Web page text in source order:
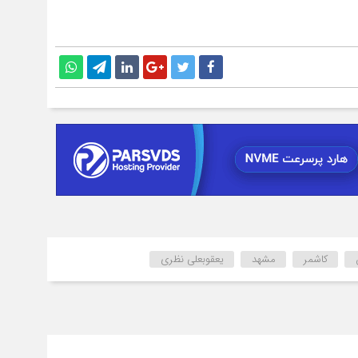
کاشمر مشهد یعقوبعلی نظری